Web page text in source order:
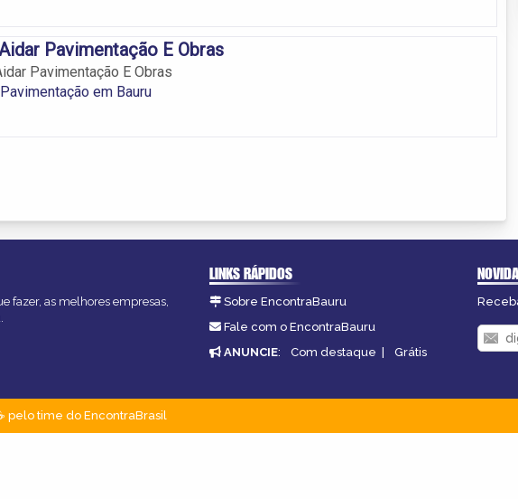
Pavimentação E Obras
Pavimentação E Obras
Pavimentação em Bauru
fazer, as melhores empresas,
LINKS RÁPIDOS
Sobre EncontraBauru
Fale com o EncontraBauru
ANUNCIE: Com destaque | Grátis
pelo time do EncontraBrasil